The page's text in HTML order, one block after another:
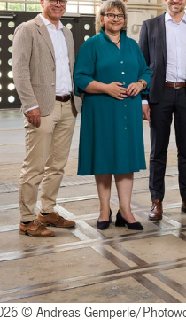
© Andreas Gemperle/